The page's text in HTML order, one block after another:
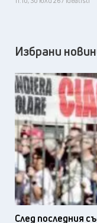
Избрани
След последния